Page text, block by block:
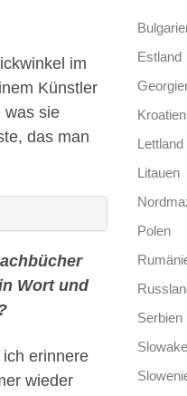
im
Künstler
was sie
das man
Wort und
erinnere
wieder
Estland
Kroatien
Lettland
Litauen
Polen
Serbien